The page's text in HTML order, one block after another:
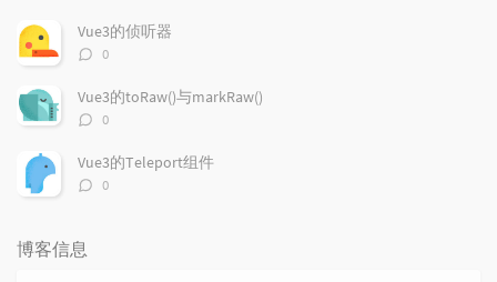
数：
Vue3的侦听器
评
数：
0
Vue3的toRaw()与markRaw()
评
数：
0
Vue3的Teleport组件
评
0
博客信息